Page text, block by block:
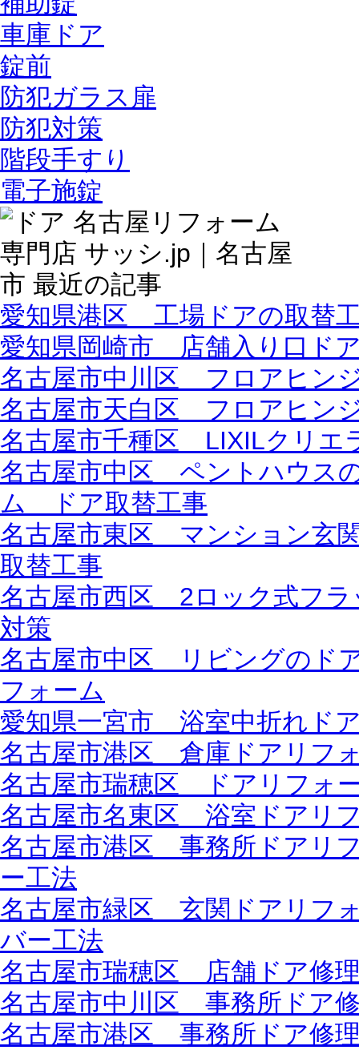
車庫ドア
錠前
防犯ガラス扉
防犯対策
階段手すり
電子施錠
愛知県港区 工場ドアの取替
愛知県岡崎市 店舗入り口ド
名古屋市中川区 フロアヒン
名古屋市天白区 フロアヒン
名古屋市千種区 LIXILクリエ
名古屋市中区 ペントハウス
ム ドア取替工事
名古屋市東区 マンション玄
取替工事
名古屋市西区 2ロック式フ
対策
名古屋市中区 リビングのド
フォーム
愛知県一宮市 浴室中折れド
名古屋市港区 倉庫ドアリフ
名古屋市瑞穂区 ドアリフォ
名古屋市名東区 浴室ドアリ
名古屋市港区 事務所ドアリ
ー工法
名古屋市緑区 玄関ドアリ
バー工法
名古屋市瑞穂区 店舗ドア修
名古屋市中川区 事務所ドア
名古屋市港区 事務所ドア修